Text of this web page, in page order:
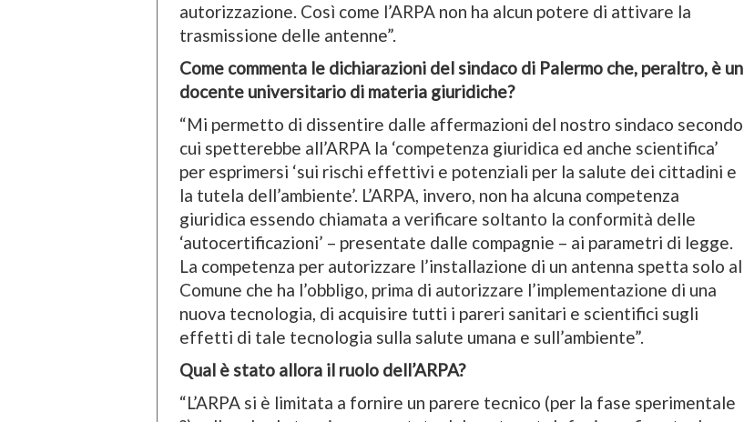
autorizzazione. Così come l’ARPA non ha alcun potere di attivare la
trasmissione delle antenne”.
Come commenta le dichiarazioni del sindaco di Palermo che, peraltro, è un
docente universitario di materia giuridiche?
“Mi permetto di dissentire dalle affermazioni del nostro sindaco secondo
cui spetterebbe all’ARPA la ‘competenza giuridica ed anche scientifica’
per esprimersi ‘sui rischi effettivi e potenziali per la salute dei cittadini e
la tutela dell’ambiente’. L’ARPA, invero, non ha alcuna competenza
giuridica essendo chiamata a verificare soltanto la conformità delle
‘autocertificazioni’ – presentate dalle compagnie – ai parametri di legge.
La competenza per autorizzare l’installazione di un antenna spetta solo al
Comune che ha l’obbligo, prima di autorizzare l’implementazione di una
nuova tecnologia, di acquisire tutti i pareri sanitari e scientifici sugli
effetti di tale tecnologia sulla salute umana e sull’ambiente”.
Qual è stato allora il ruolo dell’ARPA?
“L’ARPA si è limitata a fornire un parere tecnico (per la fase sperimentale